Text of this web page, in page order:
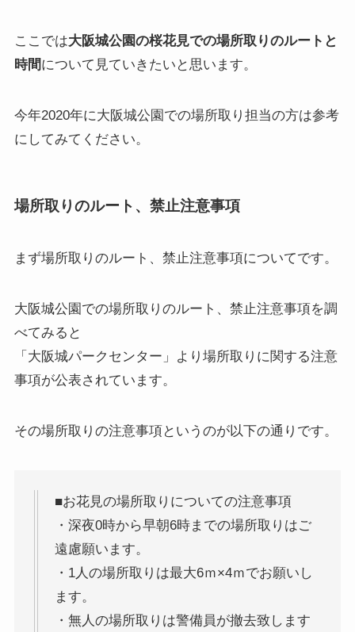
ここでは大阪城公園の桜花見での場所取りのルートと
時間について見ていきたいと思います。
今年2020年に大阪城公園での場所取り担当の方は参考
にしてみてください。
場所取りのルート、禁止注意事項
まず場所取りのルート、禁止注意事項についてです。
大阪城公園での場所取りのルート、禁止注意事項を調
べてみると
「大阪城パークセンター」より場所取りに関する注意
事項が公表されています。
その場所取りの注意事項というのが以下の通りです。
■お花見の場所取りについての注意事項
・深夜0時から早朝6時までの場所取りはご
遠慮願います。
・1人の場所取りは最大6ｍ×4ｍでお願いし
ます。
・無人の場所取りは警備員が撤去致します